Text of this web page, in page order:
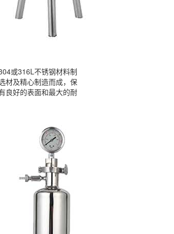
或316L不锈钢材料制
材及精心制造而成，保
良好的表面和最大的耐